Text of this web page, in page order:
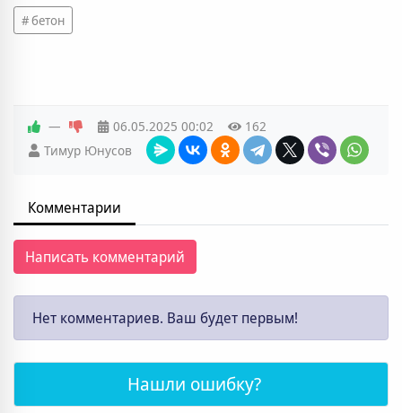
бетон
— 06.05.2025 00:02
162
Тимур Юнусов
Комментарии
Написать комментарий
Нет комментариев. Ваш будет первым!
Нашли ошибку?